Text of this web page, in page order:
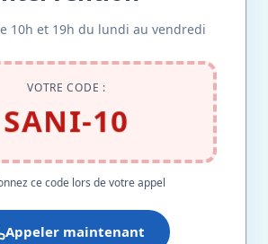
10h et 19h du lundi au vendredi
VOTRE CODE :
SANI-10
ce code lors de votre appel
Appeler maintenant